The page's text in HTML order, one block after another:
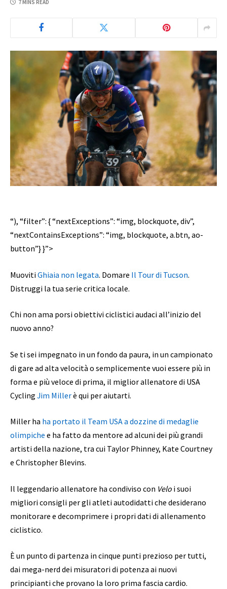
7 MINS READ
“), “filter”: { “nextExceptions”: “img, blockquote, div”,
“nextContainsExceptions”: “img, blockquote, a.btn, ao-
button”} }”>
MuovitiGhiaia non legata. Domare Il Tour di Tucson.
Distruggi la tua serie critica locale.
Chi non ama porsi obiettivi ciclistici audaci all’inizio del
nuovo anno?
Se ti sei impegnato in un fondo da paura, in un campionato
di gare ad alta velocità o semplicemente vuoi essere più in
forma e più veloce di prima, il miglior allenatore di USA
Cycling Jim Millerè qui per aiutarti.
Miller ha ha portato il Team USA a dozzine di medaglie
olimpiche e ha fatto da mentore ad alcuni dei più grandi
artisti della nazione, tra cui Taylor Phinney, Kate Courtney
e Christopher Blevins.
Il leggendario allenatore ha condiviso con Velo i suoi
migliori consigli per gli atleti autodidatti che desiderano
monitorare e decomprimere i propri dati di allenamento
ciclistico.
È un punto di partenza in cinque punti prezioso per tutti,
dai mega-nerd dei misuratori di potenza ai nuovi
principianti che provano la loro prima fascia cardio.